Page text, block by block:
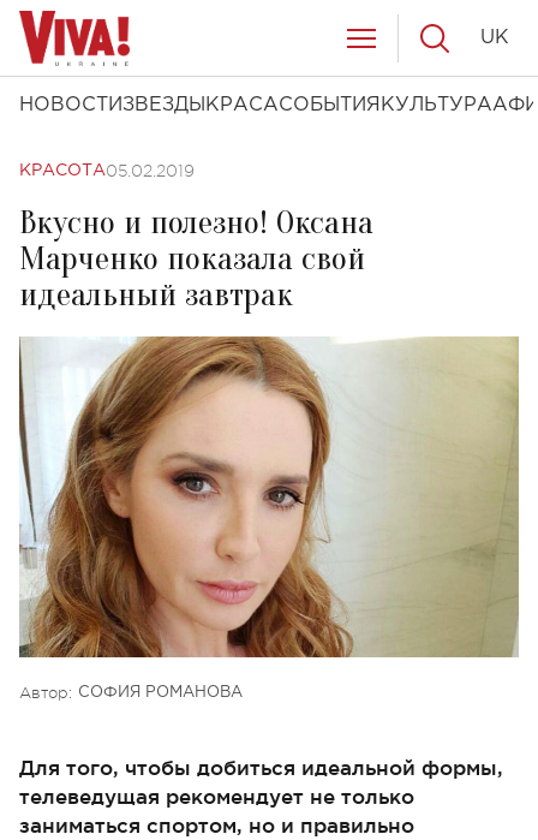
НОВОСТИ ЗВЕЗДЫ КРАСАСОБЫТИЯ КУЛЬТУРА
UK
КРАСОТА05.02.2019
Вкусно и полезно! Оксана
Марченко показала свой
идеальный завтрак
Автор: СОФИЯ РОМАНОВА
Для того, чтобы добиться идеальной формы,
телеведущая рекомендует не только
заниматься спортом, но и правильно